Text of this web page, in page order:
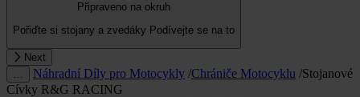
Připraveno na okruh
Pořiďte si stojany a zvedáky Podívejte se na to
Next
Náhradní Díly pro Motocykly /Chrániče Motocyklu /Stojanové
Cívky R&G RACING